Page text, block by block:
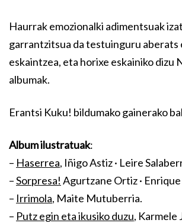
Haurrak emozionalki adimentsuak
garrantzitsua da testuinguru aberats
eskaintzea, eta horixe eskainiko dizu
albumak.
Erantsi Kuku! bildumako gainerako
Album ilustratuak:
– Haserrea, Iñigo Astiz · Leire
–Sorpresa! Agurtzane Ortiz ·
– Irrimola, Maite Mutuberria.
– Putz egin eta ikusiko duzu, Karmele